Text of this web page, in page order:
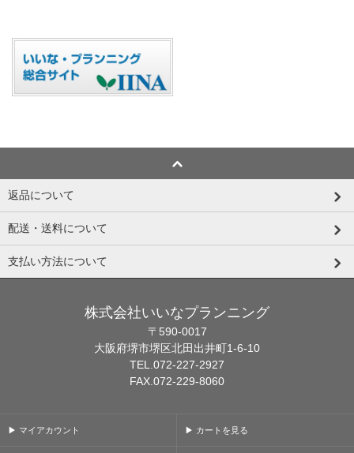
返品について
配送・送料について
支払い方法について
株式会社いいなプランニング
〒590-0017
大阪府堺市堺区北田出井町1-6-10
TEL.072-227-2927
FAX.072-229-8060
▶ マイアカウント ▶ カートを見る